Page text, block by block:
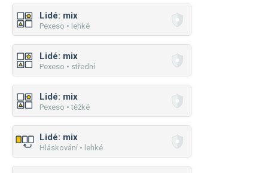
Lidé: mix
Pexeso • lehké
Lidé: mix
Pexeso • střední
Lidé: mix
Pexeso • těžké
Lidé: mix
Hláskování • lehké